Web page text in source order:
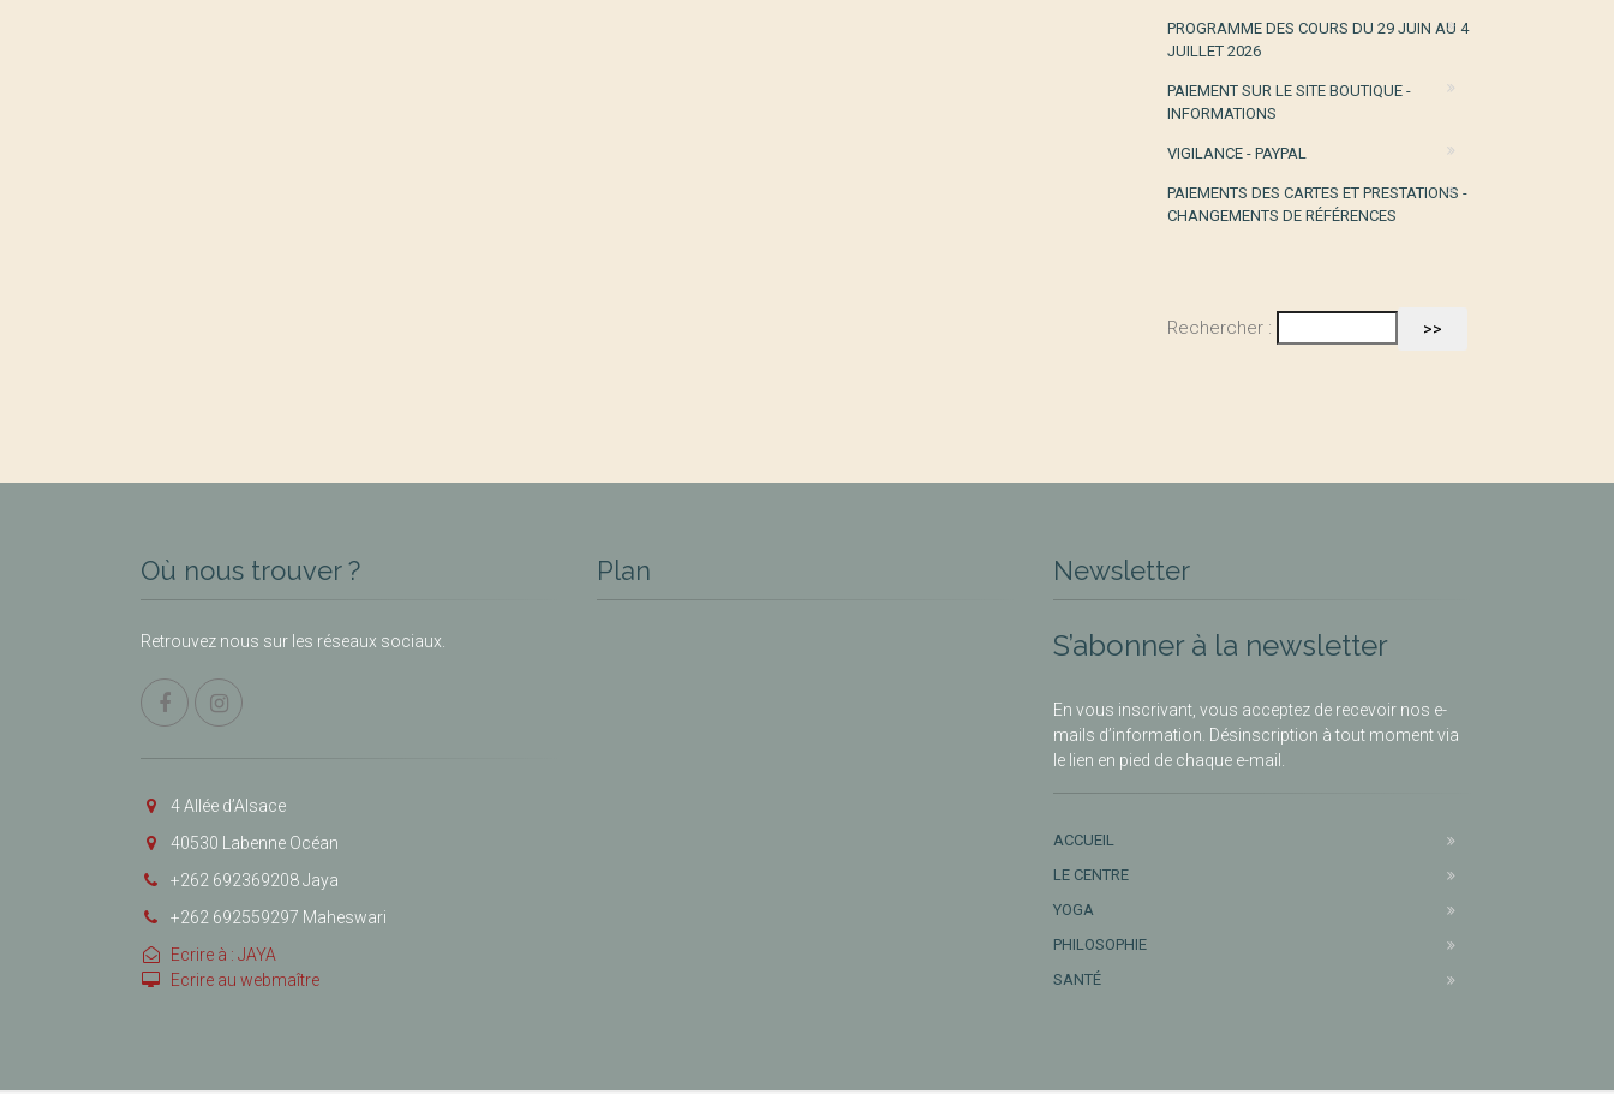
PROGRAMME DES COURS DU 29 JUIN AU 4
JUILLET 2026
PAIEMENT SUR LE SITE BOUTIQUE -
INFORMATIONS
VIGILANCE - PAYPAL
PAIEMENTS DES CARTES ET PRESTATIONS -
CHANGEMENTS DE RÉFÉRENCES
Rechercher :
Où nous trouver ?
Retrouvez nous sur les réseaux sociaux.
4 Allée d’Alsace
40530 Labenne Océan
+262 692369208 Jaya
+262 692559297 Maheswari
Ecrire à : JAYA
Ecrire au webmaître
Plan Newsletter
S’abonner à la newsletter
En vous inscrivant, vous acceptez de recevoir nos e-
mails d’information. Désinscription à tout moment via
le lien en pied de chaque e-mail.
ACCUEIL
LE CENTRE
YOGA
PHILOSOPHIE
SANTÉ